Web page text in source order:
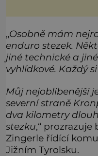
matador, který všude
„Osobně mám
enduro stezek.
jiné technické a
vyhlídkové. Každý
Můj nejoblíbenější
severní straně
dva kilometry
stezku,“ prozrazuje
Zingerle řídící
Jižním Tyrolsku.